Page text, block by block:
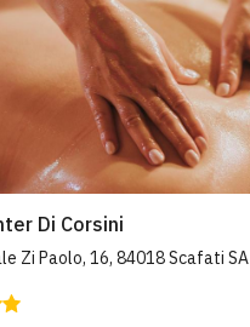
Di Corsini
Zi Paolo, 16, 84018 Scafati SA